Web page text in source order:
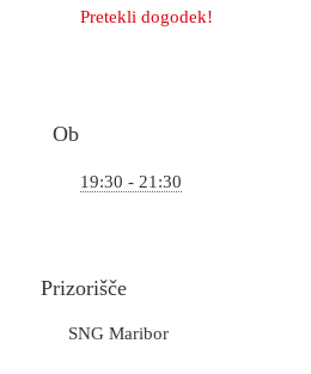
Pretekli dogodek!
Ob
19:30 - 21:30
Prizorišče
SNG Maribor